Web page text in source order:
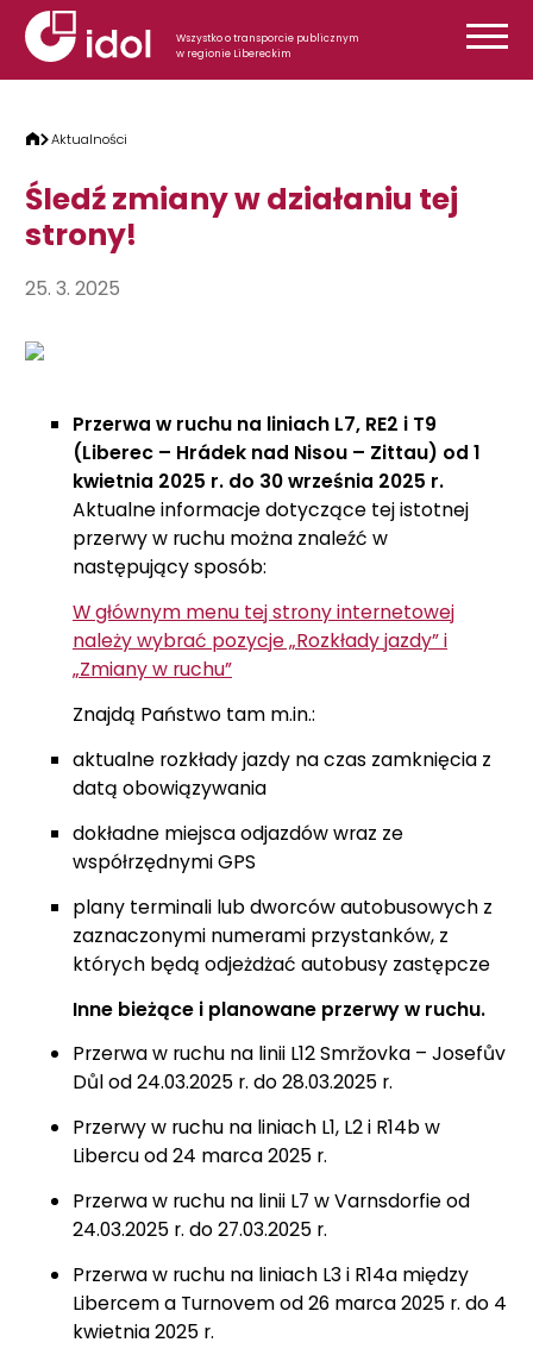
Przejdź do treści
Wszystko o transporcie publicznym
w regionie Libereckim
Aktualności
Śledź zmiany w działaniu tej
strony!
25. 3. 2025
Przerwa w ruchu na liniach L7, RE2 i T9
(Liberec – Hrádek nad Nisou – Zittau) od 1
kwietnia 2025 r. do 30 września 2025 r.
Aktualne informacje dotyczące tej istotnej
przerwy w ruchu można znaleźć w
następujący sposób:
W głównym menu tej strony internetowej
należy wybrać pozycje „Rozkłady jazdy” i
„Zmiany w ruchu”
Znajdą Państwo tam m.in.:
aktualne rozkłady jazdy na czas zamknięcia z
datą obowiązywania
dokładne miejsca odjazdów wraz ze
współrzędnymi GPS
plany terminali lub dworców autobusowych z
zaznaczonymi numerami przystanków, z
których będą odjeżdżać autobusy zastępcze
Inne bieżące i planowane przerwy w ruchu.
Przerwa w ruchu na linii L12 Smržovka – Josefův
Důl od 24.03.2025 r. do 28.03.2025 r.
Przerwy w ruchu na liniach L1, L2 i R14b w
Libercu od 24 marca 2025 r.
Przerwa w ruchu na linii L7 w Varnsdorfie od
24.03.2025 r. do 27.03.2025 r.
Przerwa w ruchu na liniach L3 i R14a między
Libercem a Turnovem od 26 marca 2025 r. do 4
kwietnia 2025 r.